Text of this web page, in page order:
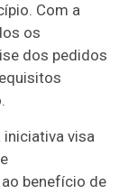
Com a
os
dos pedidos
iniciativa visa
benefício de